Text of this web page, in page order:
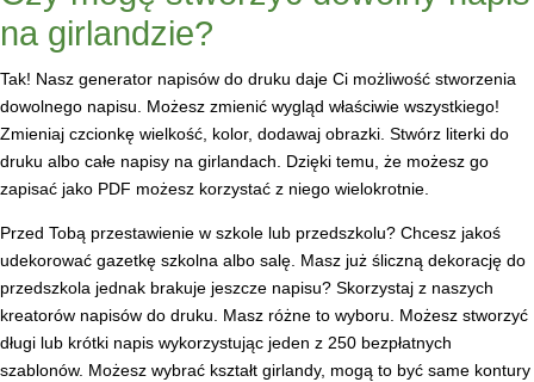
na girlandzie?
Tak! Nasz generator napisów do druku daje Ci możliwość stworzenia
dowolnego napisu. Możesz zmienić wygląd właściwie wszystkiego!
Zmieniaj czcionkę wielkość, kolor, dodawaj obrazki. Stwórz literki do
druku albo całe napisy na girlandach. Dzięki temu, że możesz go
zapisać jako PDF możesz korzystać z niego wielokrotnie.
Przed Tobą przestawienie w szkole lub przedszkolu? Chcesz jakoś
udekorować gazetkę szkolna albo salę. Masz już śliczną dekorację do
przedszkola jednak brakuje jeszcze napisu? Skorzystaj z naszych
kreatorów napisów do druku. Masz różne to wyboru. Możesz stworzyć
długi lub krótki napis wykorzystując jeden z 250 bezpłatnych
szablonów. Możesz wybrać kształt girlandy, mogą to być same kontury